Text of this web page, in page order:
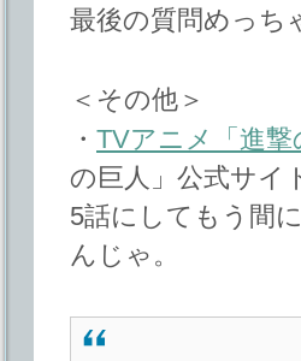
最後の質問めっち
＜その他＞
・ TVアニメ「進
の巨人」公式サイ
5話にしてもう間
んじゃ。